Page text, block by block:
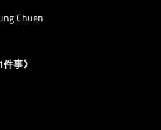
Chuen
事》